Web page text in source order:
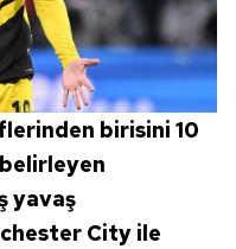
birisini 10
yavaş
City ile